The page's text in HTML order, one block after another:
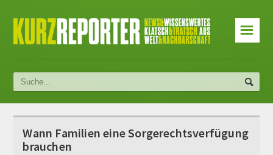
☰
Wann Familien eine Sorgerechtsverfügung
brauchen